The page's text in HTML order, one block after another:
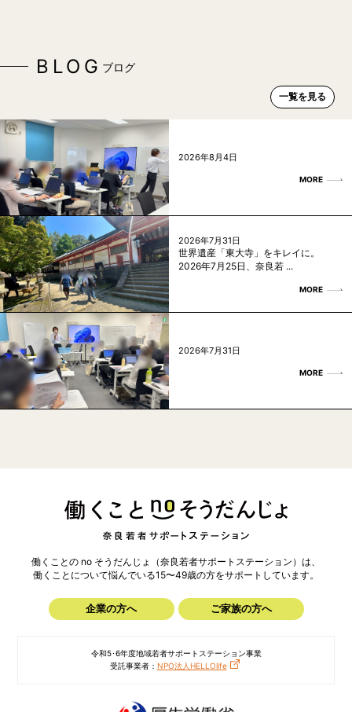
BLOG ブログ
一覧を見る
2026年8月4日
MORE
2026年7月31日
世界遺産「東大寺」をキレイに。
2026年7月25日、奈良若 ...
MORE
2026年7月31日
MORE
働くことの no そうだんじょ（奈良若者サポートステーション）は、
働くことについて悩んでいる15〜49歳の方をサポートしています。
企業の方へ ご家族の方へ
令和5･6年度地域若者サポートステーション事業
受託事業者： NPO法人HELLOlife